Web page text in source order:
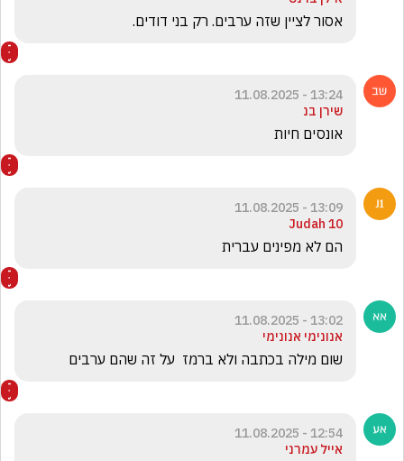
אסור לציין שזה ערבים. רק בני דודים.
13:24 - 11.08.2025
שירן בנ
אונסים חיות
13:09 - 11.08.2025
Judah 10
הם לא מפינים עברית
13:02 - 11.08.2025
אנונימי אנונימי
שום מילה בכתבה ולא ברמז  על זה שהם ערבים
12:54 - 11.08.2025
אייל עמרני